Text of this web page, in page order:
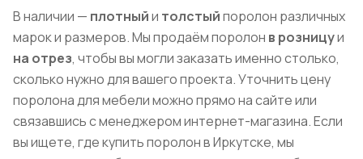
В наличии — плотныйи толстыйпоролон различных
марок и размеров. Мы продаём поролон в розницуи
на отрез, чтобы вы могли заказать именно столько,
сколько нужно для вашего проекта. Уточнить цену
поролона для мебели можно прямо на сайте или
связавшись с менеджером интернет-магазина. Если
вы ищете, где купить поролон в Иркутске, мы